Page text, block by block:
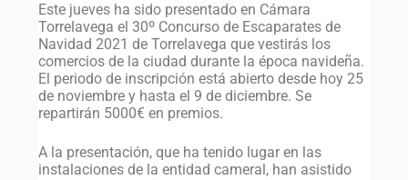
Este jueves ha sido presentado en Cámara
Torrelavega el 30º Concurso de Escaparates de
Navidad 2021 de Torrelavega que vestirás los
comercios de la ciudad durante la época navideña.
El periodo de inscripción está abierto desde hoy 25
de noviembre y hasta el 9 de diciembre. Se
repartirán 5000€ en premios.
A la presentación, que ha tenido lugar en las
instalaciones de la entidad cameral, han asistido